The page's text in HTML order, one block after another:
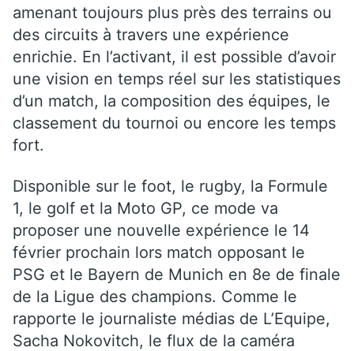
amenant toujours plus près des terrains ou
des circuits à travers une expérience
enrichie. En l’activant, il est possible d’avoir
une vision en temps réel sur les statistiques
d’un match, la composition des équipes, le
classement du tournoi ou encore les temps
fort.
Disponible sur le foot, le rugby, la Formule
1, le golf et la Moto GP, ce mode va
proposer une nouvelle expérience le 14
février prochain lors match opposant le
PSG et le Bayern de Munich en 8e de finale
de la Ligue des champions. Comme le
rapporte le journaliste médias de L’Equipe,
Sacha Nokovitch, le flux de la caméra